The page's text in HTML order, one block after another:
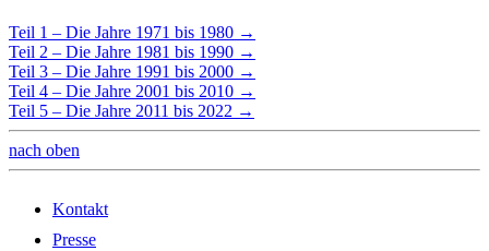
Teil 1 – Die Jahre 1971 bis 1980 →
Teil 2 – Die Jahre 1981 bis 1990 →
Teil 3 – Die Jahre 1991 bis 2000 →
Teil 4 – Die Jahre 2001 bis 2010 →
Teil 5 – Die Jahre 2011 bis 2022 →
nach oben
Kontakt
Presse